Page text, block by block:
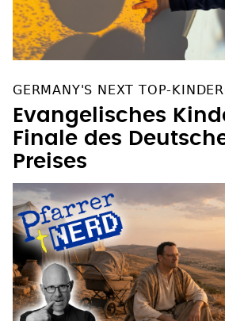
GERMANY'S NEXT TOP-
Evangelisches
Finale des
Preises